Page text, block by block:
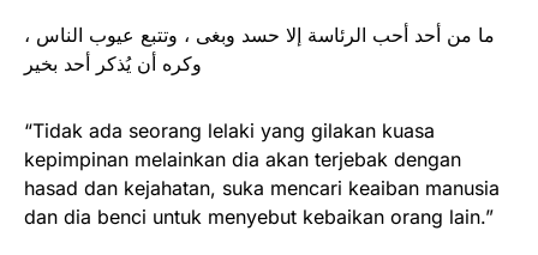
ما من أحد أحب الرئاسة إلا حسد وبغى ، وتتبع عيوب الناس ،
وكره أن يُذكر أحد بخير
“Tidak ada seorang lelaki yang gilakan kuasa
kepimpinan melainkan dia akan terjebak dengan
hasad dan kejahatan, suka mencari keaiban manusia
dan dia benci untuk menyebut kebaikan orang lain.”